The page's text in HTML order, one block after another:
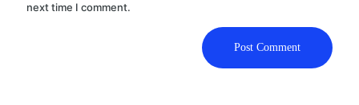
next time I comment.